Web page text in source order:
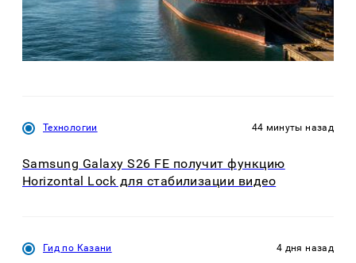
Технологии 44 минуты назад
Samsung Galaxy S26 FE получит функцию
Horizontal Lock для стабилизации видео
Гид по Казани 4 дня назад